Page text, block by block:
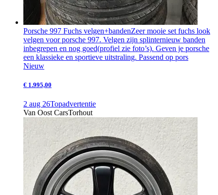
Porsche 997 Fuchs velgen+bandenZeer mooie set fuchs look
velgen voor porsche 997. Velgen zijn splinternieuw banden
inbegrepen en nog goed(profiel zie foto’s). Geven je porsche
een klassieke en sportieve uitstraling. Passend op pors
Nieuw
€ 1.995,00
2 aug 26Topadvertentie
Van Oost CarsTorhout